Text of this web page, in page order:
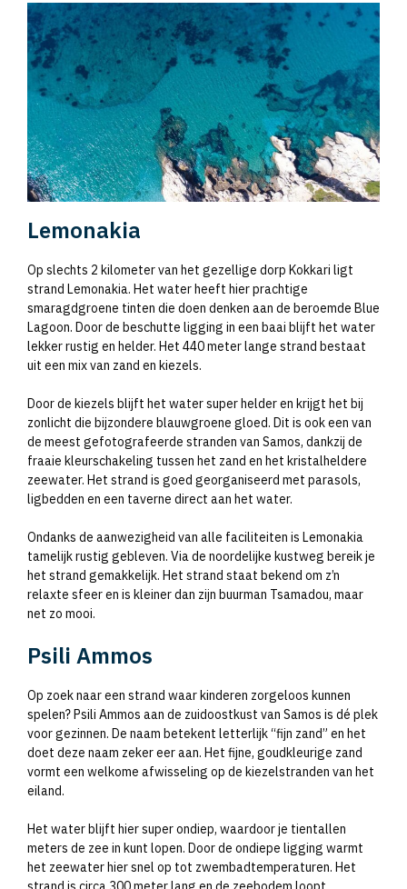
Lemonakia
Op slechts 2 kilometer van het gezellige dorp Kokkari ligt
strand Lemonakia. Het water heeft hier prachtige
smaragdgroene tinten die doen denken aan de beroemde Blue
Lagoon. Door de beschutte ligging in een baai blijft het water
lekker rustig en helder. Het 440 meter lange strand bestaat
uit een mix van zand en kiezels.
Door de kiezels blijft het water super helder en krijgt het bij
zonlicht die bijzondere blauwgroene gloed. Dit is ook een van
de meest gefotografeerde stranden van Samos, dankzij de
fraaie kleurschakeling tussen het zand en het kristalheldere
zeewater. Het strand is goed georganiseerd met parasols,
ligbedden en een taverne direct aan het water.
Ondanks de aanwezigheid van alle faciliteiten is Lemonakia
tamelijk rustig gebleven. Via de noordelijke kustweg bereik je
het strand gemakkelijk. Het strand staat bekend om z’n
relaxte sfeer en is kleiner dan zijn buurman Tsamadou, maar
net zo mooi.
Psili Ammos
Op zoek naar een strand waar kinderen zorgeloos kunnen
spelen? Psili Ammos aan de zuidoostkust van Samos is dé plek
voor gezinnen. De naam betekent letterlijk “fijn zand” en het
doet deze naam zeker eer aan. Het fijne, goudkleurige zand
vormt een welkome afwisseling op de kiezelstranden van het
eiland.
Het water blijft hier super ondiep, waardoor je tientallen
meters de zee in kunt lopen. Door de ondiepe ligging warmt
het zeewater hier snel op tot zwembadtemperaturen. Het